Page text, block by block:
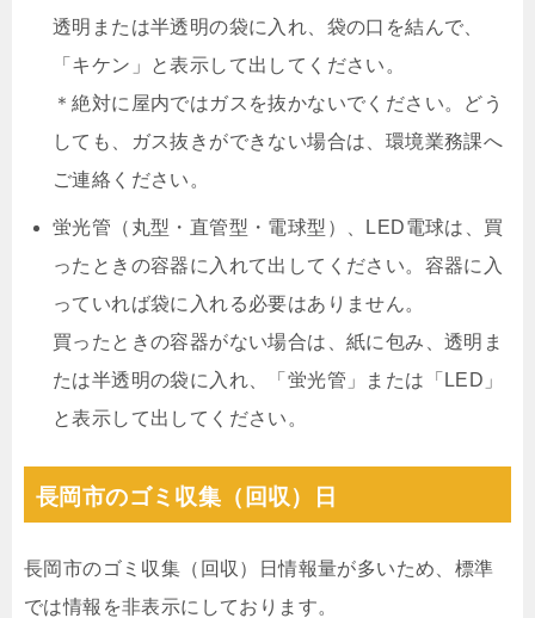
透明または半透明の袋に入れ、袋の口を結んで、
「キケン」と表示して出してください。
＊絶対に屋内ではガスを抜かないでください。どう
しても、ガス抜きができない場合は、環境業務課へ
ご連絡ください。
蛍光管（丸型・直管型・電球型）、LED電球は、買
ったときの容器に入れて出してください。容器に入
っていれば袋に入れる必要はありません。
買ったときの容器がない場合は、紙に包み、透明ま
たは半透明の袋に入れ、「蛍光管」または「LED」
と表示して出してください。
長岡市のゴミ収集（回収）日
長岡市のゴミ収集（回収）日情報量が多いため、標準
では情報を非表示にしております。